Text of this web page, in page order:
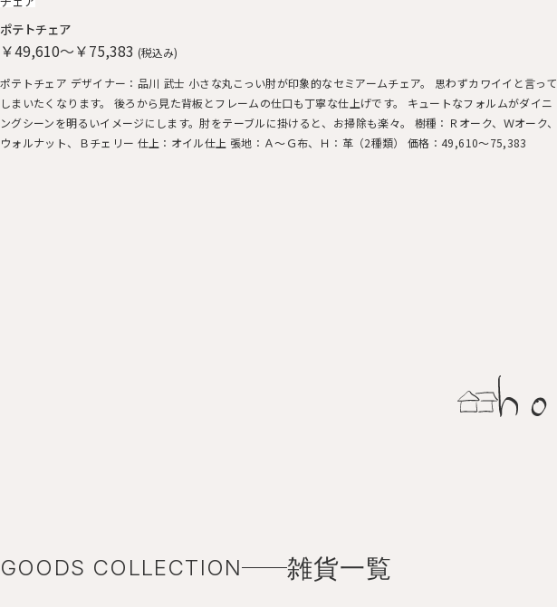
ポテトチェア
￥49,610～￥75,383 (税込み)
ポテトチェア デザイナー：品川 武士 小さな丸こっい肘が印象的なセミアームチェア。 思わずカワイイと言って
しまいたくなります。 後ろから見た背板とフレームの仕口も丁寧な仕上げです。 キュートなフォルムがダイニ
ングシーンを明るいイメージにします。 ​肘をテーブルに掛けると、お掃除も楽々。 樹種：Ｒオーク、Ｗオーク、
ウォルナット、Ｂチェリー 仕上：オイル仕上 張地：Ａ～Ｇ布、Ｈ：革（2種類） 価格：49,610～75,383
GOODS COLLECTION 雑貨一覧